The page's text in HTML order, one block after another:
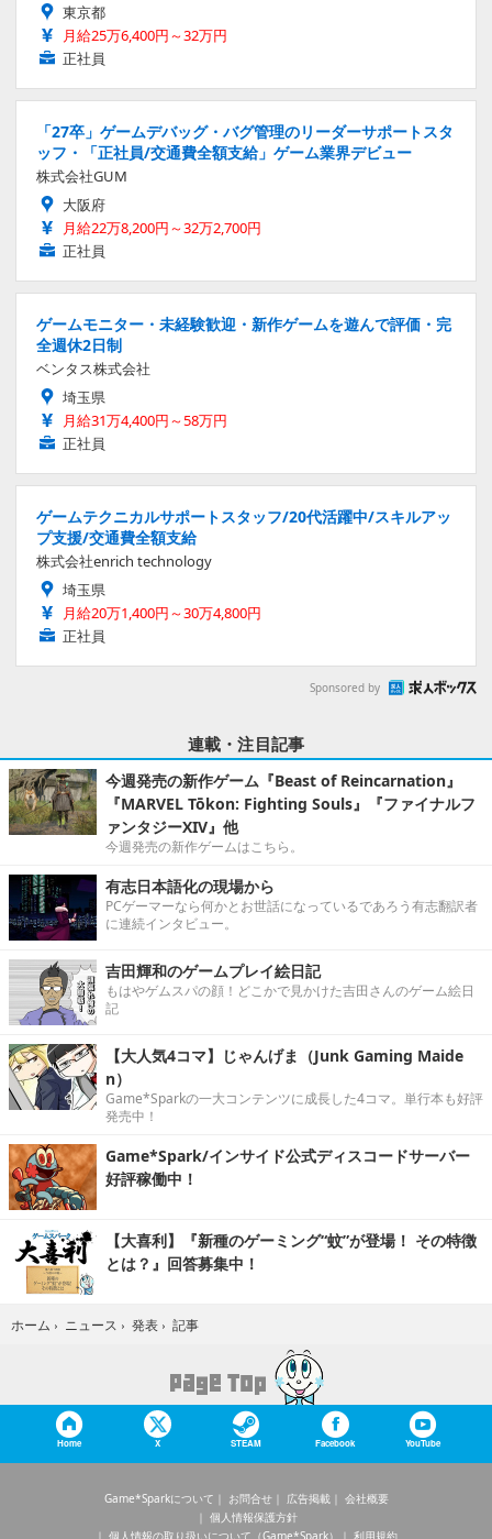
東京都
月給25万6,400円～32万円
正社員
「27卒」ゲームデバッグ・バグ管理のリーダーサポートスタ
ッフ・「正社員/交通費全額支給」ゲーム業界デビュー
株式会社GUM
大阪府
月給22万8,200円～32万2,700円
正社員
ゲームモニター・未経験歓迎・新作ゲームを遊んで評価・完
全週休2日制
ベンタス株式会社
埼玉県
月給31万4,400円～58万円
正社員
ゲームテクニカルサポートスタッフ/20代活躍中/スキルアッ
プ支援/交通費全額支給
株式会社enrich technology
埼玉県
月給20万1,400円～30万4,800円
正社員
Sponsored by
連載・注目記事
今週発売の新作ゲーム『Beast of Reincarnation』
『MARVEL Tōkon: Fighting Souls』『ファイナルフ
ァンタジーXIV』他
今週発売の新作ゲームはこちら。
有志日本語化の現場から
PCゲーマーなら何かとお世話になっているであろう有志翻訳者
に連続インタビュー。
吉田輝和のゲームプレイ絵日記
もはやゲムスパの顔！どこかで見かけた吉田さんのゲーム絵日
記
【大人気4コマ】じゃんげま（Junk Gaming Maide
n）
Game*Sparkの一大コンテンツに成長した4コマ。単行本も好評
発売中！
Game*Spark/インサイド公式ディスコードサーバー
好評稼働中！
【大喜利】『新種のゲーミング“蚊”が登場！ その特徴
とは？』回答募集中！
ホーム › ニュース › 発表 › 記事
Home X STEAM Facebook YouTube
Game*Sparkについて お問合せ 広告掲載
会社概要
個人情報保護方針
個人情報の取り扱いについて（Game*Spark）
利用規約